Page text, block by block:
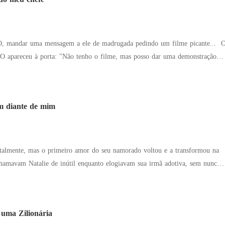
um canalha que apenas se agarra a pessoas que não o amam." Um
com carinho. "Qualquer um cobiçando minha esposa terá que se entender
mandar uma mensagem a ele de madrugada pedindo um filme picante... O
apareceu à porta: "Não tenho o filme, mas posso dar uma demonstração
diante de mim
mas o primeiro amor do seu namorado voltou e a transformou na
chegou tarde demais. O ex implorou por perdão:
uma Zilionária